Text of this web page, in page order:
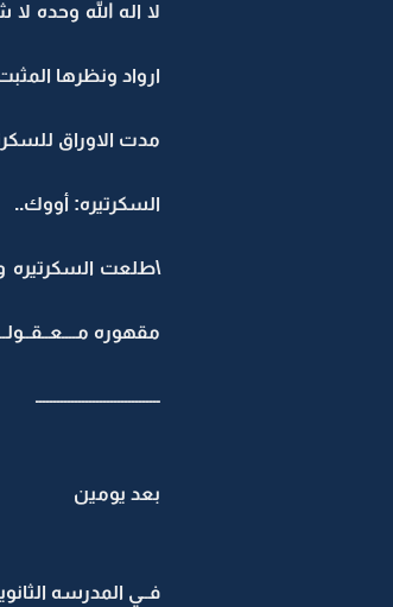
لا اله الله وحده
ارواد ونظرها
مدت الاوراق
السكرتيره: أووك..
\طلعت السكرتيره
مقهوره
ـــــــــــــــــــــــــــــــــــ
بعد يومين
فــي المدرسه